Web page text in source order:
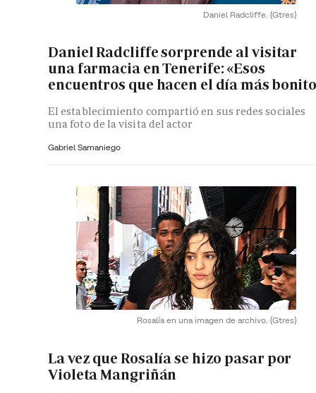
Daniel Radcliffe. (Gtres)
Daniel Radcliffe sorprende al visitar
una farmacia en Tenerife: «Esos
encuentros que hacen el día más
El establecimiento compartió en sus redes sociales
una foto de la visita del actor
Gabriel Samaniego
Rosalía en una imagen de archivo. (Gtres)
La vez que Rosalía se hizo pasar por
Violeta Mangriñán